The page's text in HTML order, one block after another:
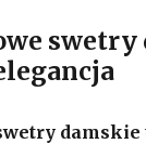
damskie